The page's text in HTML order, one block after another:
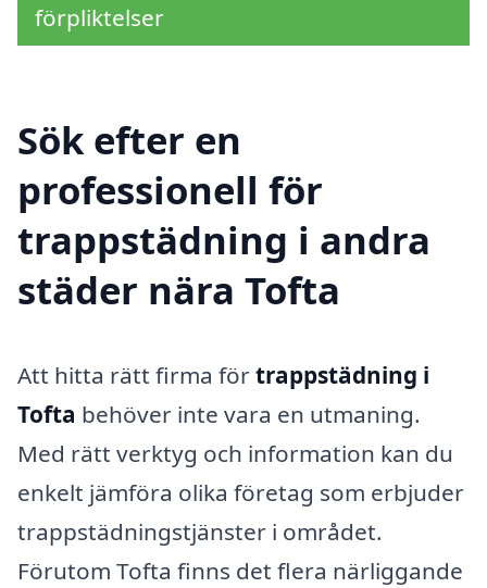
förpliktelser
Sök efter en
professionell för
trappstädning i andra
städer nära Tofta
Att hitta rätt firma förtrappstädning i
Tofta behöver inte vara en utmaning.
Med rätt verktyg och information kan du
enkelt jämföra olika företag som erbjuder
trappstädningstjänster i området.
Förutom Tofta finns det flera närliggande